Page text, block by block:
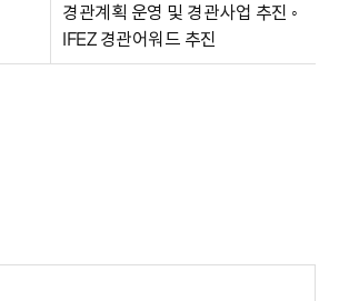
경관계획 운영 및 경관사업 추진 ◦
IFEZ 경관어워드 추진